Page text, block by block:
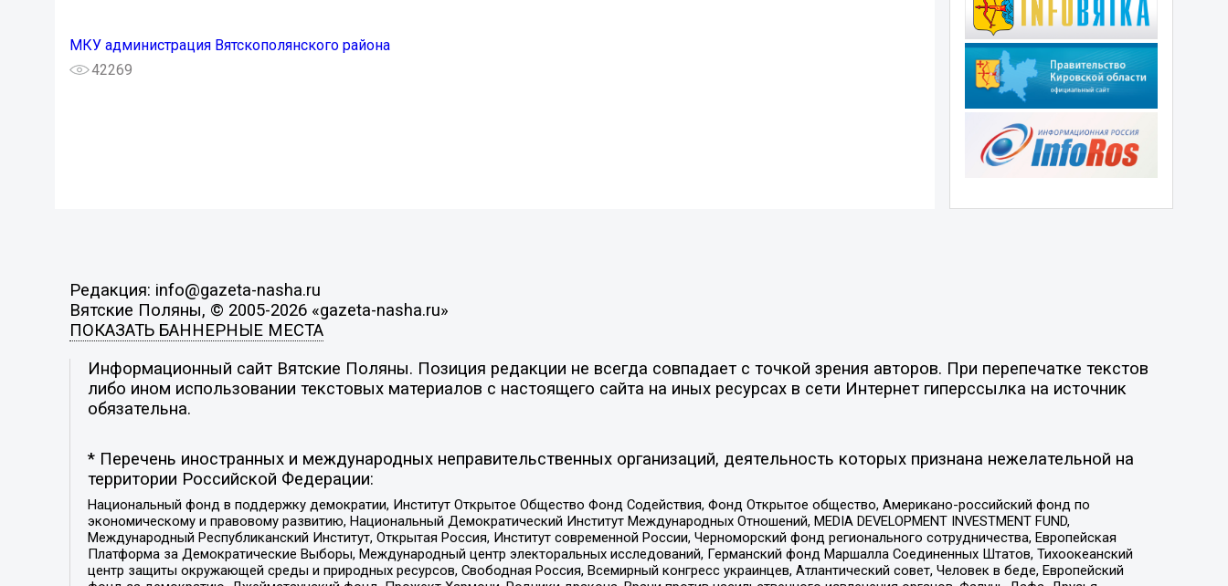
МКУ администрация Вятскополянского района
42269
Редакция: info@gazeta-nasha.ru
Вятские Поляны, © 2005-2026 «gazeta-nasha.ru»
ПОКАЗАТЬ БАННЕРНЫЕ МЕСТА
Информационный сайт Вятские Поляны. Позиция редакции не всегда совпадает с точкой зрения авторов. При перепечатке текстов
либо ином использовании текстовых материалов с настоящего сайта на иных ресурсах в сети Интернет гиперссылка на источник
обязательна.
* Перечень иностранных и международных неправительственных организаций, деятельность которых признана нежелательной на
территории Российской Федерации:
Национальный фонд в поддержку демократии, Институт Открытое Общество Фонд Содействия, Фонд Открытое общество, Американо-российский фонд по
экономическому и правовому развитию, Национальный Демократический Институт Международных Отношений, MEDIA DEVELOPMENT INVESTMENT FUND,
Международный Республиканский Институт, Открытая Россия, Институт современной России, Черноморский фонд регионального сотрудничества, Европейская
Платформа за Демократические Выборы, Международный центр электоральных исследований, Германский фонд Маршалла Соединенных Штатов, Тихоокеанский
центр защиты окружающей среды и природных ресурсов, Свободная Россия, Всемирный конгресс украинцев, Атлантический совет, Человек в беде, Европейский